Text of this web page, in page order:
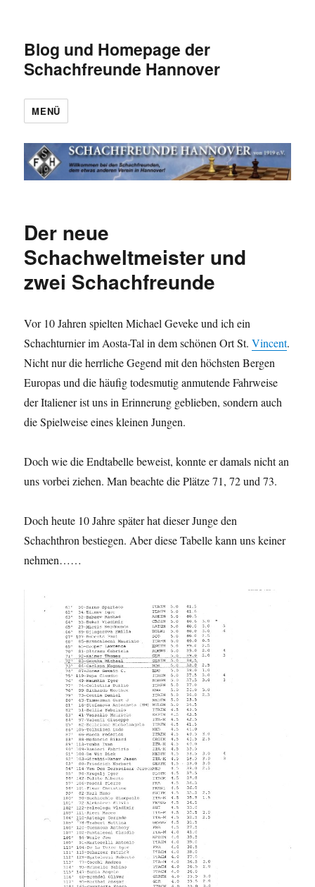
Blog und Homepage der
Schachfreunde Hannover
MENÜ
Der neue
Schachweltmeister und
zwei Schachfreunde
Vor 10 Jahren spielten Michael Geveke und ich ein
Schachturnier im Aosta-Tal in dem schönen Ort St.Vincent.
Nicht nur die herrliche Gegend mit den höchsten Bergen
Europas und die häufig todesmutig anmutende Fahrweise
der Italiener ist uns in Erinnerung geblieben, sondern auch
die Spielweise eines kleinen Jungen.
Doch wie die Endtabelle beweist, konnte er damals nicht an
uns vorbei ziehen. Man beachte die Plätze 71, 72 und 73.
Doch heute 10 Jahre später hat dieser Junge den
Schachthron bestiegen. Aber diese Tabelle kann uns keiner
nehmen……